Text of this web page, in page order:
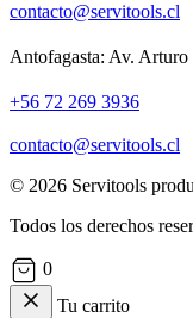
contacto@servitools.cl
Antofagasta: Av. Arturo
+56 72 269 3936
contacto@servitools.cl
© 2026 Servitools
Todos los derechos
0
Tu carrito